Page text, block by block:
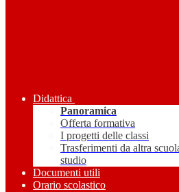
Didattica
Panoramica
Offerta formativa
I progetti delle classi
Trasferimenti da altra
studio
Documenti utili
Orario scolastico